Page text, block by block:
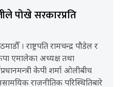
पोखे सरकारप्रति
। राष्ट्रपति रामचन्द्र पौडेल र
एमालेका अध्यक्ष तथा
केपी शर्मा ओलीबीच
राजनीतिक परिस्थितिबारे